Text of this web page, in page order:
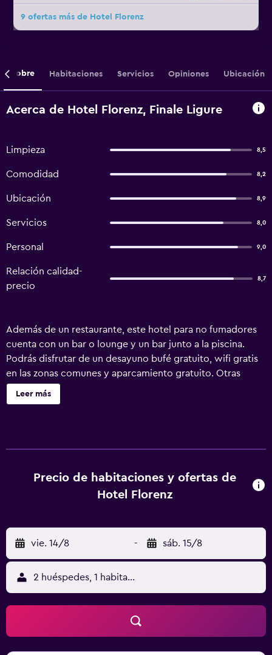
9 ofertas más de Hotel Florenz
Sobre Habitaciones Servicios Opiniones Ubicación
Acerca de Hotel Florenz, Finale Ligure
Limpieza 8,5
Comodidad 8,2
Ubicación 8,9
Servicios 8,0
Personal 9,0
Relación calidad-
precio
8,7
Además de un restaurante, este hotel para no fumadores
cuenta con un bar o lounge y un bar junto a la piscina.
Podrás disfrutar de un desayuno bufé gratuito, wifi gratis
en las zonas comunes y aparcamiento gratuito. Otras
instalaciones incluyen una cafetería, café o té en las zonas
comunes y una sala de reuniones. Hotel Florenz ofrece 43
Internet wifi gratis. Entre las comodidades especialmente
pensadas para las personas en viaje de negocios se
las actividades de ocio y esparcimiento que se indican
más abajo en las instalaciones o cerca del alojamiento (es
posible que se aplique un recargo).
Leer más
Precio de habitaciones y ofertas de
Hotel Florenz
vie. 14/8 - sáb. 15/8
2 huéspedes, 1 habitación